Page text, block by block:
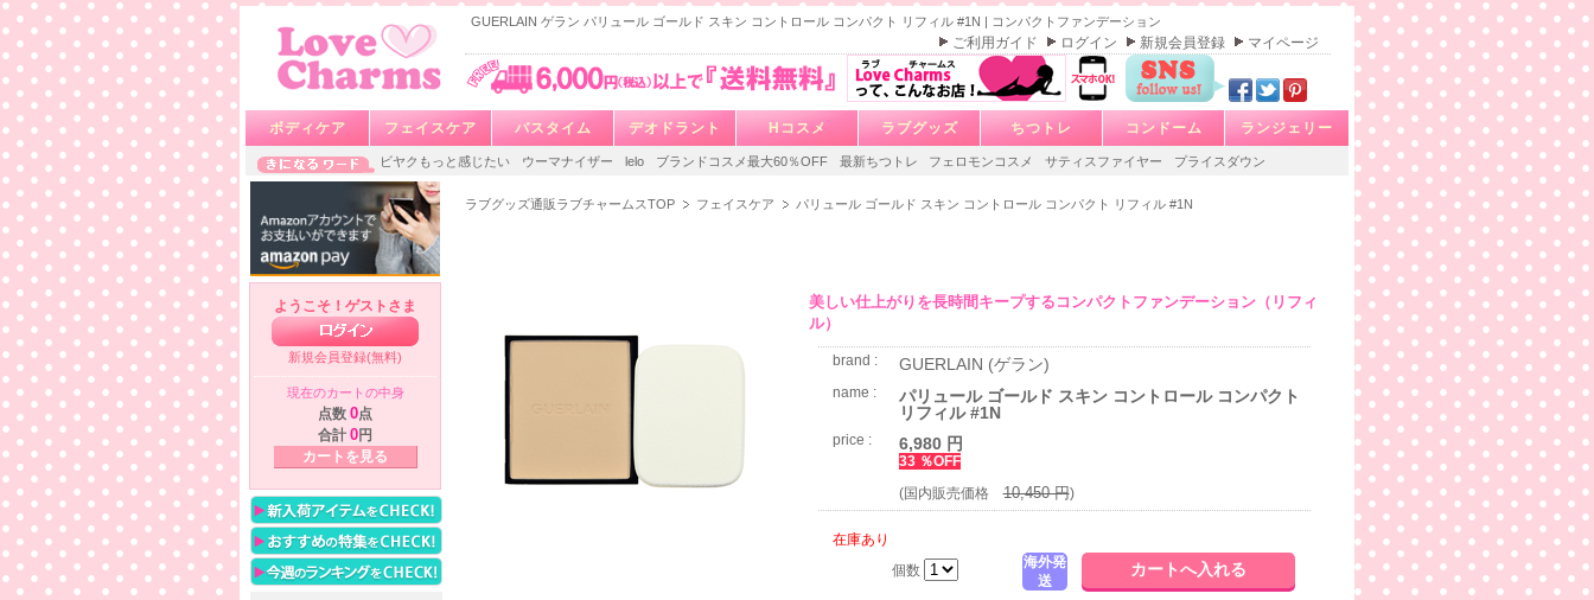
GUERLAIN ゲラン パリュール ゴールド スキン コントロール コンパクト リフィル #1N | コンパクトファンデーション
ご利用ガイド ログイン 新規会員登録 マイページ
ボディケア フェイスケア バスタイム デオドラント Hコスメ ラブグッズ ちつトレ コンドーム ランジェリー
ビヤクもっと感じたい ウーマナイザー lelo ブランドコスメ最大60％OFF 最新ちつトレ フェロモンコスメ サティスファイヤー プライスダウン
ようこそ！ゲストさま
新規会員登録(無料)
現在のカートの中身
点数 0点
合計 0円
カートを見る
ラブグッズ通販ラブチャームスTOP フェイスケア パリュール ゴールド スキン コントロール コンパクト リフィル #1N
美しい仕上がりを長時間キープするコンパクトファンデーション（リフィ
ル）
brand : GUERLAIN (ゲラン)
name :
パリュール ゴールド スキン コントロール コンパクト
リフィル #1N
price : 6,980 円
33 ％OFF
(国内販売価格10,450 円)
在庫あり
個数
海外発
送